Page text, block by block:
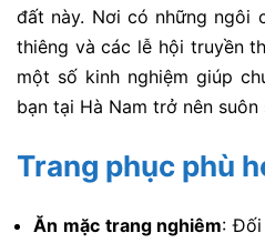
đất này. Nơi có những ngôi
thiêng và các lễ hội truyền
một số kinh nghiệm giúp
bạn tại Hà Nam trở nên suôn
Trang phục phù
Ăn mặc trang nghiêm: Đối